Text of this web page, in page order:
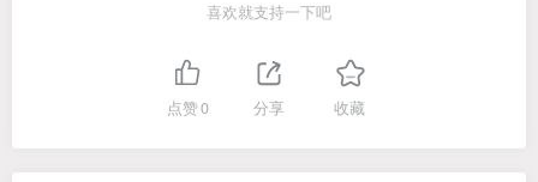
喜欢就支持一下吧
点赞0 分享 收藏